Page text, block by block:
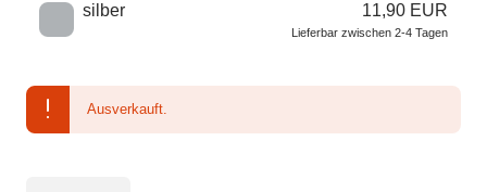
silber 11,90 EUR
Lieferbar zwischen 2-4 Tagen
Ausverkauft.